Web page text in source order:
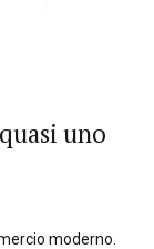
uno
moderno.